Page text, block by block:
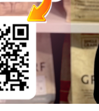
( Rəylər)
Çəki Qiymət
ədəd
5.90